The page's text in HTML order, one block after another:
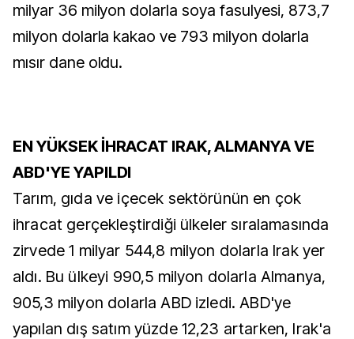
milyar 36 milyon dolarla soya fasulyesi, 873,7
milyon dolarla kakao ve 793 milyon dolarla
mısır dane oldu.
EN YÜKSEK İHRACAT IRAK, ALMANYA VE
ABD'YE YAPILDI
Tarım, gıda ve içecek sektörünün en çok
ihracat gerçekleştirdiği ülkeler sıralamasında
zirvede 1 milyar 544,8 milyon dolarla Irak yer
aldı. Bu ülkeyi 990,5 milyon dolarla Almanya,
905,3 milyon dolarla ABD izledi. ABD'ye
yapılan dış satım yüzde 12,23 artarken, Irak'a